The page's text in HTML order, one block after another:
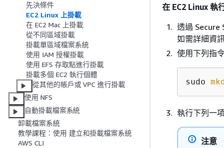
先決條件
EC2 Linux 上掛載
在 EC2 Mac 上掛載
從不同區域掛載
掛載單區域檔案系統
使用 IAM 授權掛載
使用 EFS 存取點進行掛載
掛載多個 EC2 執行個體
從其他的帳戶或 VPC 進行掛載
使用 NFS
自動掛載檔案系統
卸載檔案系統
教學課程：使用 建立和掛載檔案系統
AWS CLI
在 EC2 Linux 執
透過 Secure
如需詳細資
使用下列指
sudo
執行下列一
注意